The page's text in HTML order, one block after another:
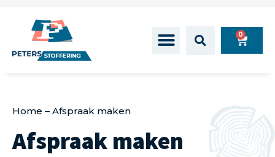
0
Home – Afspraak maken
Afspraak maken